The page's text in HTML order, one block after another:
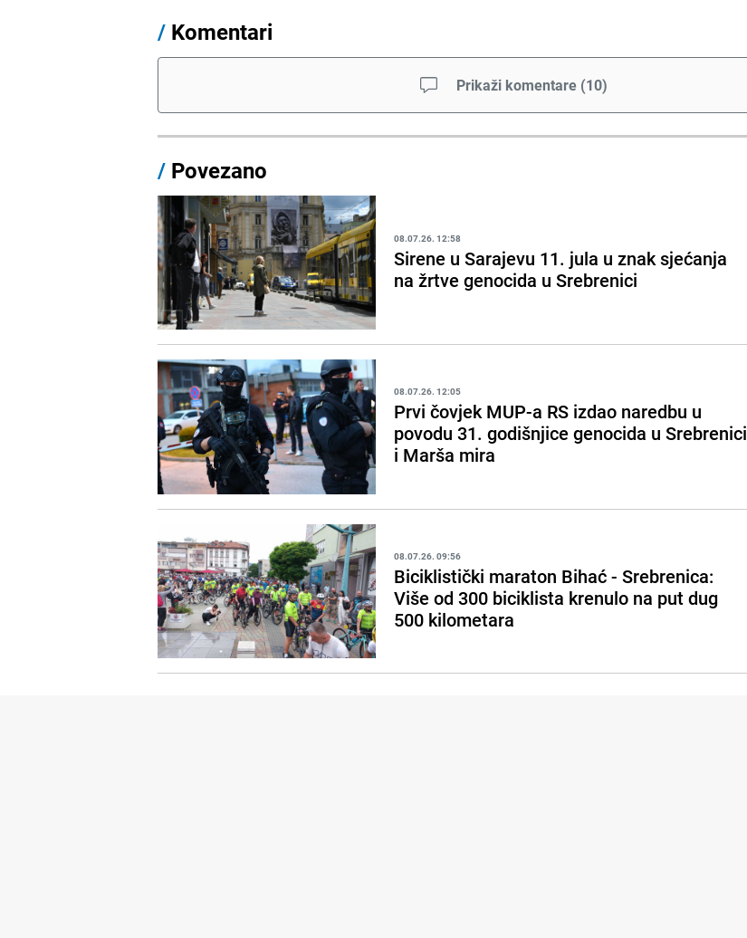
/ Komentari
Prikaži komentare (10)
/ Povezano
08.07.26. 12:58
Sirene u Sarajevu 11. jula u znak sjećanja
na žrtve genocida u Srebrenici
08.07.26. 12:05
Prvi čovjek MUP-a RS izdao naredbu u
povodu 31. godišnjice genocida u Srebrenici
i Marša mira
08.07.26. 09:56
Biciklistički maraton Bihać - Srebrenica:
Više od 300 biciklista krenulo na put dug
500 kilometara